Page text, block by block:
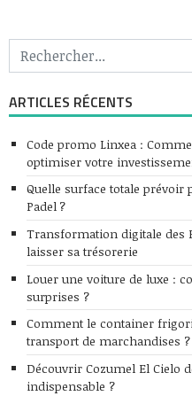
ARTICLES RÉCENTS
Code promo Linxea :
optimiser votre
Quelle surface totale prévoir
Padel ?
Transformation digitale des
laisser sa trésorerie
Louer une voiture de luxe :
surprises ?
Comment le container
transport de marchandises ?
Découvrir Cozumel El Cielo
indispensable ?